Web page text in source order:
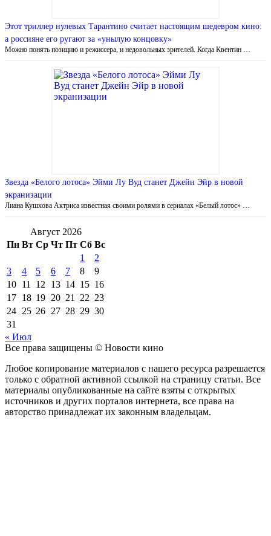
Этот триллер нулевых Тарантино считает настоящим шедевром кино:
а россияне его ругают за «унылую концовку»
Можно понять позицию и режиссера, и недовольных зрителей. Когда Квентин …
Звезда «Белого лотоса» Эйми Лу Вуд станет Джейн Эйр в новой
экранизации
Лиана Кушхова Актриса известная своими ролями в сериалах «Белый лотос» …
Август 2026
Пн Вт Ср Чт Пт Сб Вс
1
2
3
4 5 6 7 8
9
10 11 12 13 14 15 16
17 18 19 20 21 22 23
24 25 26 27 28 29 30
31
« Июл
Все права защищены © Новости кино
Любое копирование материалов с нашего ресурса разрешается
только с обратной активной ссылкой на страницу статьи. Все
материалы опубликованные на сайте взяты с открытых
источников и других порталов интернета, все права на
авторство принадлежат их законным владельцам.